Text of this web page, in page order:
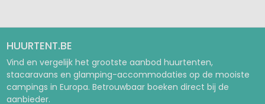
HUURTENT.BE
Vind en vergelijk het grootste aanbod huurtenten,
stacaravans en glamping-accommodaties op de mooiste
campings in Europa. Betrouwbaar boeken direct bij de
aanbieder.